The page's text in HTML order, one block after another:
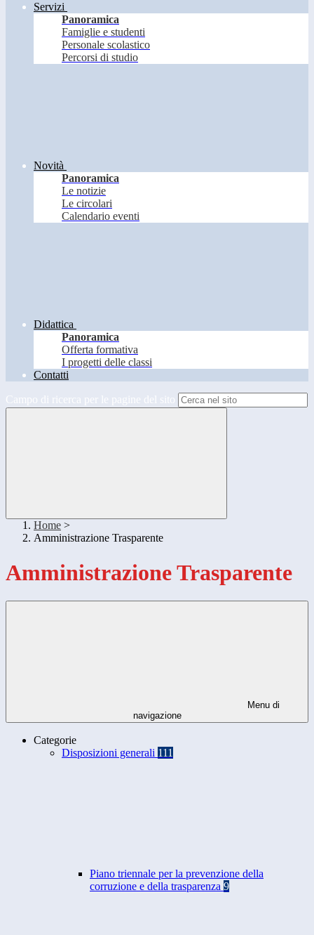
Servizi
Panoramica
Famiglie e studenti
Personale scolastico
Percorsi di studio
Novità
Panoramica
Le notizie
Le circolari
Calendario eventi
Didattica
Panoramica
Offerta formativa
I progetti delle classi
Contatti
Campo di ricerca per le pagine del sito
Home >
Amministrazione Trasparente
Amministrazione Trasparente
Menu di
navigazione
Categorie
Disposizioni generali 111
Piano triennale per la prevenzione della
corruzione e della trasparenza 9